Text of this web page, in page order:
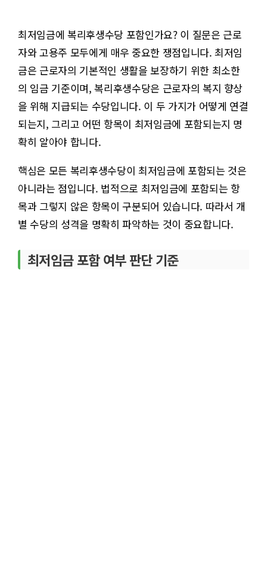
최저임금에 복리후생수당 포함인가요? 이 질문은 근로
자와 고용주 모두에게 매우 중요한 쟁점입니다. 최저임
금은 근로자의 기본적인 생활을 보장하기 위한 최소한
의 임금 기준이며, 복리후생수당은 근로자의 복지 향상
을 위해 지급되는 수당입니다. 이 두 가지가 어떻게 연결
되는지, 그리고 어떤 항목이 최저임금에 포함되는지 명
확히 알아야 합니다.
핵심은 모든 복리후생수당이 최저임금에 포함되는 것은
아니라는 점입니다. 법적으로 최저임금에 포함되는 항
목과 그렇지 않은 항목이 구분되어 있습니다. 따라서 개
별 수당의 성격을 명확히 파악하는 것이 중요합니다.
최저임금 포함 여부 판단 기준